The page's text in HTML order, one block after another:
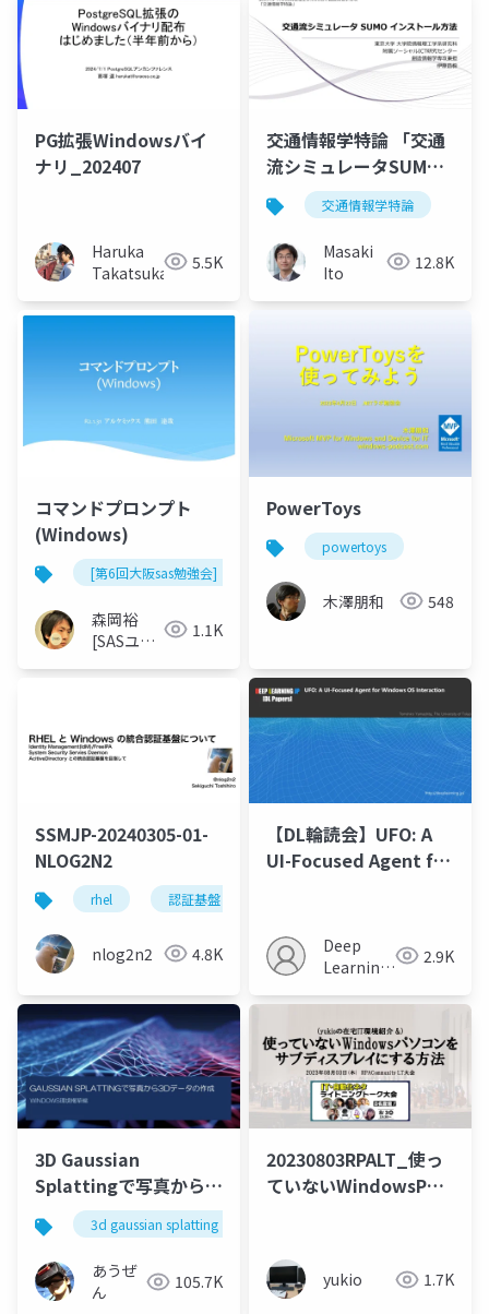
PG拡張Windowsバイ
ナリ_202407
Haruka
Takatsuka
5.5K
交通情報学特論 「交通
流シミュレータSUMO
インストール方法」講
師：伊藤昌毅
交通情報学特論
Masaki
Ito
12.8K
コマンドプロンプト
(Windows)
[第6回大阪sas勉強会]
森岡裕
[SASユー
1.1K
PowerToys
powertoys
木澤朋和 548
SSMJP-20240305-01-
NLOG2N2
rhel 認証基盤
nlog2n2 4.8K
【DL輪読会】UFO: A
UI-Focused Agent for
Deep
Learning
2.9K
3D Gaussian
Splattingで写真から
3Dデータを作る
3d gaussian splatting
あうぜ
ん
105.7K
20230803RPALT_使っ
ていないWindowsPC
yukio 1.7K